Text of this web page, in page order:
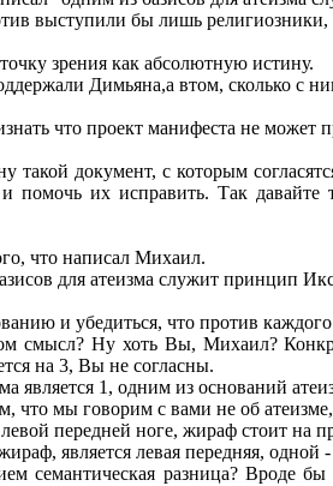
выступили бы лишь
зрения как абсолютную истину.
Димьяна,а втом, сколько с
что проект манифеста не может
такой документ, с которым
помочь их исправить. Так
что написал Михаил.
для атеизма служит принцип
и убедиться, что против
смысл? Ну хоть Вы, Михаил?
на 3, Вы не согласны.
является 1, одним из оснований
что мы говорим с вами не об
передней ноге, жираф стоит на
является левая передняя, одной
семантическая разница? Вроде